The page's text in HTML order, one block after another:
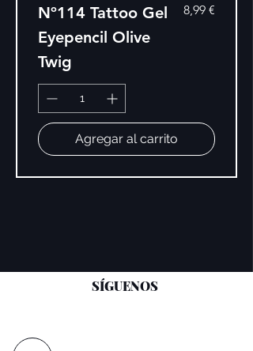
Nº114 Tattoo Gel
Eyepencil Olive
Twig
Precio
8,99 €
Agregar al carrito
SÍGUENOS